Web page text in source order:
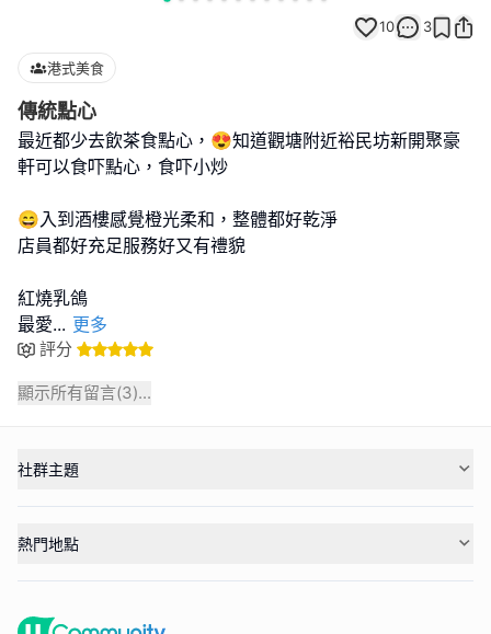
10 3
港式美食
傳統點心
最近都少去飲茶食點心，😍知道觀塘附近裕民坊新開聚豪
軒可以食吓點心，食吓小炒
😄入到酒樓感覺橙光柔和，整體都好乾淨
店員都好充足服務好又有禮貌
紅燒乳鴿
最愛... 更多
評分
顯示所有留言(3)...
社群主題
熱門地點